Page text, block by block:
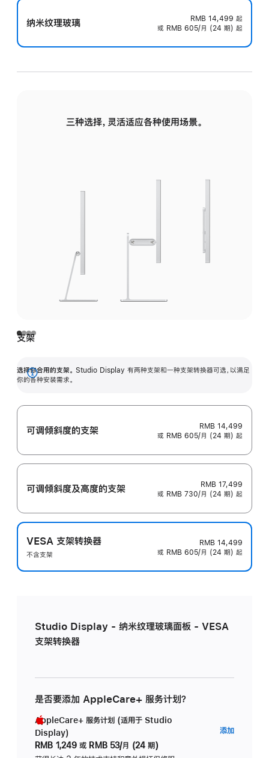
纳米纹理玻璃 RMB 14,499 起
或 RMB 605/月 (24 期) 起
三种选择，灵活适应各种使用场景。
支架
选择你合用的支架。 Studio Display 有两种支架和一种支架转换器可选，以满足
你的各种安装需求。
展
可调倾斜度的支架
RMB 14,499
或 RMB 605/月 (24 期) 起
可调倾斜度及高‍度的支‍架
RMB 17,499
或 RMB 730/月 (24 期) 起
VESA 支架转换器
不含支架
RMB 14,499
或 RMB 605/月 (24 期) 起
Studio Display - 纳米纹理玻璃面板 - VESA
支架转换器
是否要添加 AppleCare+ 服务计划？
AppleCare+ 服务计划 (适用于 Studio
Display)
RMB 1,249 或 RMB 53/月 (24 期)
添加